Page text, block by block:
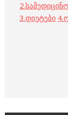
2.
3.დიეტები 4.